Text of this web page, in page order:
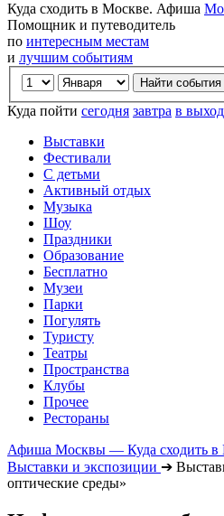
Куда сходить в Москве. Афиша
Помощник и путеводитель
по интересным местам
и лучшим событиям
Куда пойти сегодня завтра в
Выставки
Фестивали
С детьми
Активный отдых
Музыка
Шоу
Праздники
Образование
Бесплатно
Музеи
Парки
Погулять
Туристу
Театры
Пространства
Клубы
Прочее
Рестораны
Афиша Москвы — Куда сходить в
Выставки и экспозиции ➔
оптические среды»